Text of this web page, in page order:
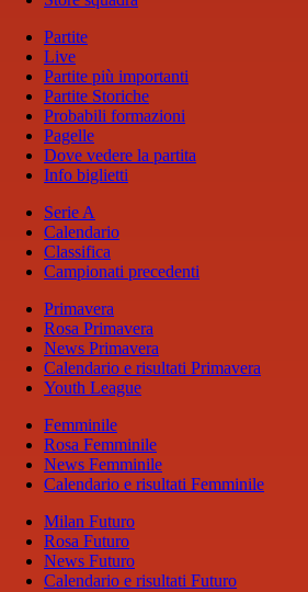
Partite
Live
Partite più importanti
Partite Storiche
Probabili formazioni
Pagelle
Dove vedere la partita
Info biglietti
Serie A
Calendario
Classifica
Campionati precedenti
Primavera
Rosa Primavera
News Primavera
Calendario e risultati Primavera
Youth League
Femminile
Rosa Femminile
News Femminile
Calendario e risultati Femminile
Milan Futuro
Rosa Futuro
News Futuro
Calendario e risultati Futuro